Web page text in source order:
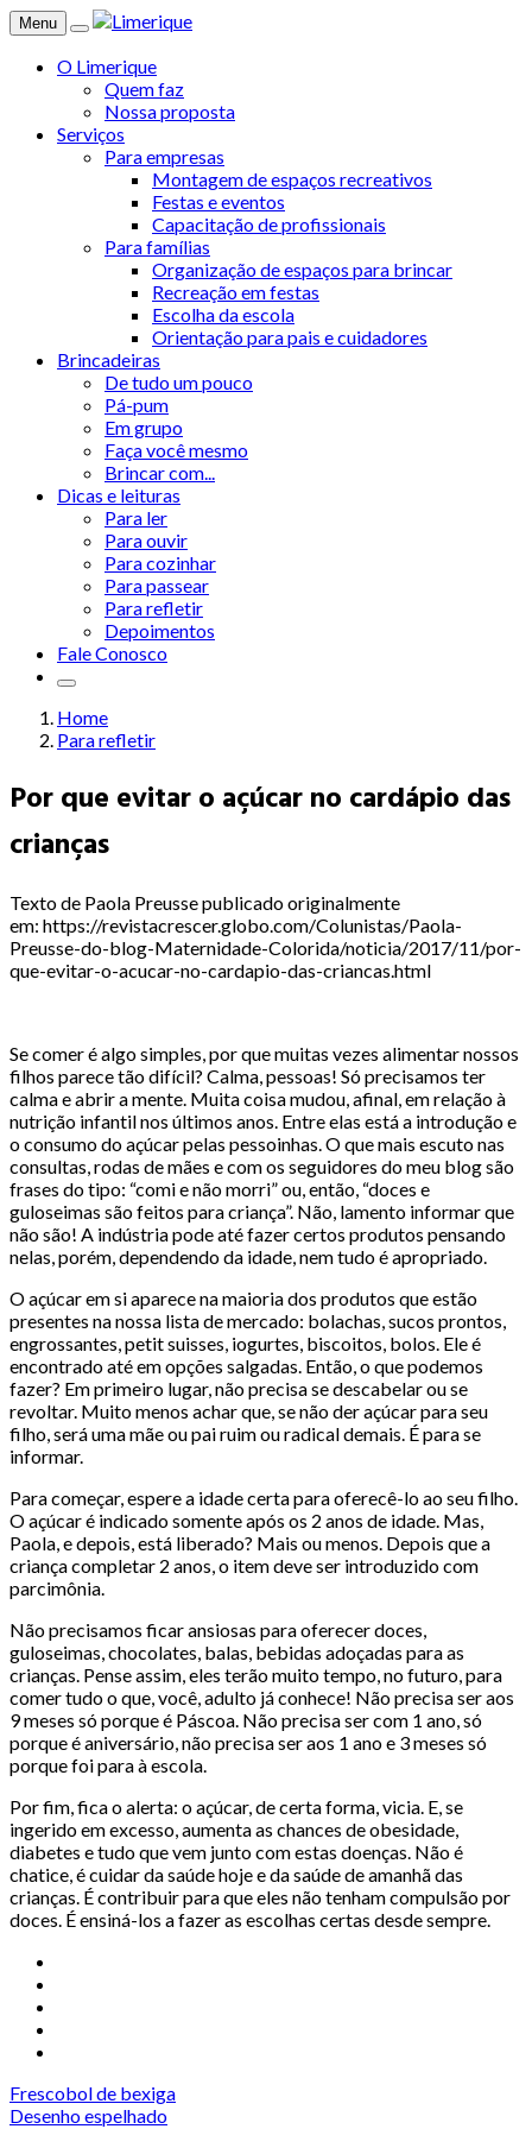
Menu
O Limerique
Quem faz
Nossa proposta
Serviços
Para empresas
Montagem de espaços recreativos
Festas e eventos
Capacitação de profissionais
Para famílias
Organização de espaços para brincar
Recreação em festas
Escolha da escola
Orientação para pais e cuidadores
Brincadeiras
De tudo um pouco
Pá-pum
Em grupo
Faça você mesmo
Brincar com...
Dicas e leituras
Para ler
Para ouvir
Para cozinhar
Para passear
Para refletir
Depoimentos
Fale Conosco
Home
Para refletir
Por que evitar o açúcar no cardápio das
crianças
Texto de Paola Preusse publicado originalmente
em: https://revistacrescer.globo.com/Colunistas/Paola-
Preusse-do-blog-Maternidade-Colorida/noticia/2017/11/por-
que-evitar-o-acucar-no-cardapio-das-criancas.html
Se comer é algo simples, por que muitas vezes alimentar nossos
filhos parece tão difícil? Calma, pessoas! Só precisamos ter
calma e abrir a mente. Muita coisa mudou, afinal, em relação à
nutrição infantil nos últimos anos. Entre elas está a introdução e
o consumo do açúcar pelas pessoinhas. O que mais escuto nas
consultas, rodas de mães e com os seguidores do meu blog são
frases do tipo: “comi e não morri” ou, então, “doces e
guloseimas são feitos para criança”. Não, lamento informar que
não são! A indústria pode até fazer certos produtos pensando
nelas, porém, dependendo da idade, nem tudo é apropriado.
O açúcar em si aparece na maioria dos produtos que estão
presentes na nossa lista de mercado: bolachas, sucos prontos,
engrossantes, petit suisses, iogurtes, biscoitos, bolos. Ele é
encontrado até em opções salgadas. Então, o que podemos
fazer? Em primeiro lugar, não precisa se descabelar ou se
revoltar. Muito menos achar que, se não der açúcar para seu
filho, será uma mãe ou pai ruim ou radical demais. É para se
informar.
Para começar, espere a idade certa para oferecê-lo ao seu filho.
O açúcar é indicado somente após os 2 anos de idade. Mas,
Paola, e depois, está liberado? Mais ou menos. Depois que a
criança completar 2 anos, o item deve ser introduzido com
parcimônia.
Não precisamos ficar ansiosas para oferecer doces,
guloseimas, chocolates, balas, bebidas adoçadas para as
crianças. Pense assim, eles terão muito tempo, no futuro, para
comer tudo o que, você, adulto já conhece! Não precisa ser aos
9 meses só porque é Páscoa. Não precisa ser com 1 ano, só
porque é aniversário, não precisa ser aos 1 ano e 3 meses só
porque foi para à escola.
Por fim, fica o alerta: o açúcar, de certa forma, vicia. E, se
ingerido em excesso, aumenta as chances de obesidade,
diabetes e tudo que vem junto com estas doenças. Não é
chatice, é cuidar da saúde hoje e da saúde de amanhã das
crianças. É contribuir para que eles não tenham compulsão por
doces. É ensiná-los a fazer as escolhas certas desde sempre.
Frescobol de bexiga
Desenho espelhado